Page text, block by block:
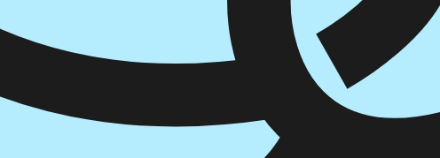
לסל
איזה פורמט בא לך?